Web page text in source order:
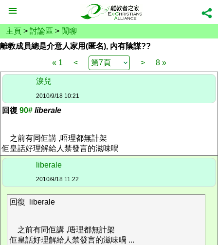
主頁 > 討論區 > 閒聊
離教成員總是介意人家用(匿名), 內有陰謀??
« 1
< > 8 »
淚兒
2010/9/18 10:21
回復 90# liberale
之前有同佢講 ,唔理都無計架
佢皇話好理解給人禁發言的滋味喎
liberale
2010/9/18 11:22
回復 liberale
之前有同佢講 ,唔理都無計架
佢皇話好理解給人禁發言的滋味喎 ...